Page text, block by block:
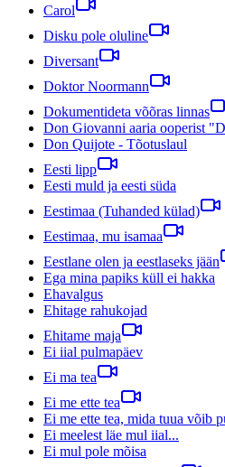
Carol
Disku pole oluline
Diversant
Doktor Noormann
Dokumentideta võõras linnas
Don Giovanni aaria ooperist
Don Quijote - Tõotuslaul
Eesti lipp
Eesti muld ja eesti süda
Eestimaa (Tuhanded külad)
Eestimaa, mu isamaa
Eestlane olen ja eestlaseks jään
Ega mina papiks küll ei hakka
Ehavalgus
Ehitage rahukojad
Ehitame maja
Ei iial pulmapäev
Ei ma tea
Ei me ette tea
Ei me ette tea, mida tuua võib
Ei meelest läe mul iial...
Ei mul pole mõisa